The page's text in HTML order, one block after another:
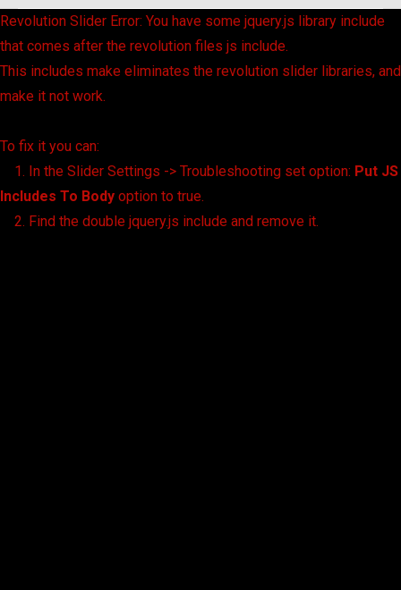
Revolution Slider Error: You have some jquery.js library include
that comes after the revolution files js include.
This includes make eliminates the revolution slider libraries, and
make it not work.
To fix it you can:
1. In the Slider Settings -> Troubleshooting set option: Put JS
Includes To Body option to true.
2. Find the double jquery.js include and remove it.